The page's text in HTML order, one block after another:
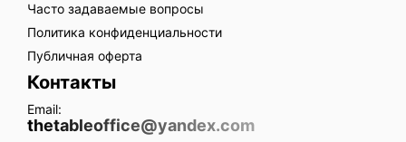
Часто задаваемые вопросы
Политика конфиденциальности
Публичная оферта
Контакты
Email:
thetableoffice@yandex.com